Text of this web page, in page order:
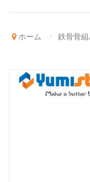
ホーム / 鉄骨骨